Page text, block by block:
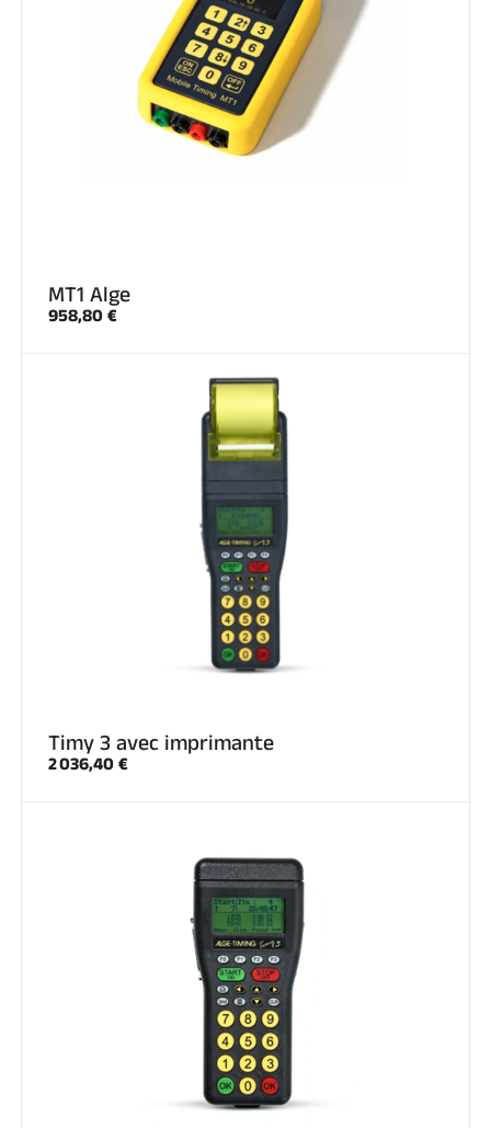
SKI TOUT TERRAIN
SKI DE FOND
MT1 Alge
958,80 €
Timy 3 avec imprimante
2 036,40 €